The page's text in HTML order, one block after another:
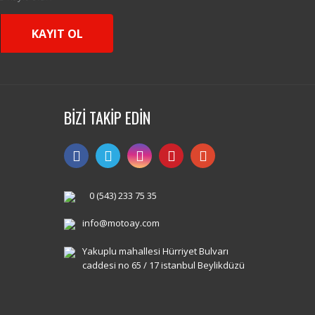
KAYIT OL
BİZİ TAKİP EDİN
0 (543) 233 75 35
info@motoay.com
Yakuplu mahallesi Hürriyet Bulvarı
caddesi no 65 / 17 istanbul Beylikdüzü